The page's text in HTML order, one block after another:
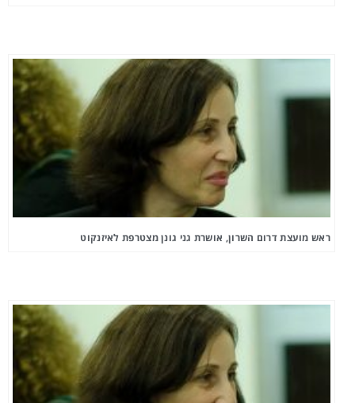
ראש מועצת דרום השרון, אושרת גני גונן מצטרפת לאיזנקוט